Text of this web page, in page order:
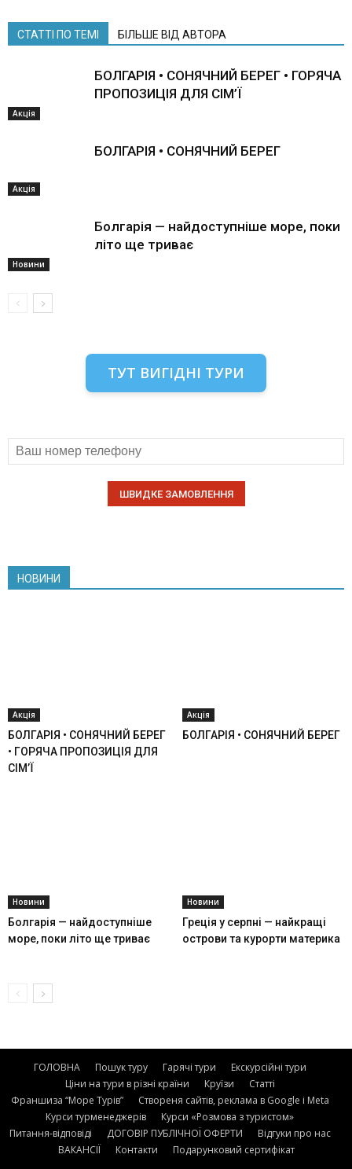
СТАТТІ ПО ТЕМІ БІЛЬШЕ ВІД АВТОРА
Акція
БОЛГАРІЯ • СОНЯЧНИЙ БЕРЕГ • ГОРЯЧА
ПРОПОЗИЦІЯ ДЛЯ СІМ’Ї
Акція
БОЛГАРІЯ • СОНЯЧНИЙ БЕРЕГ
Новини
Болгарія — найдоступніше море, поки
літо ще триває
ТУТ ВИГІДНІ ТУРИ
НОВИНИ
Акція
БОЛГАРІЯ • СОНЯЧНИЙ БЕРЕГ
• ГОРЯЧА ПРОПОЗИЦІЯ ДЛЯ
СІМ’Ї
Акція
БОЛГАРІЯ • СОНЯЧНИЙ БЕРЕГ
Новини
Болгарія — найдоступніше
море, поки літо ще триває
Новини
Греція у серпні — найкращі
острови та курорти материка
ГОЛОВНА Пошук туру Гарячі тури
Екскурсійні тури
Ціни на тури в різні країни
Круїзи
Статті
Франшиза “Море Турів”
Створеня сайтів, реклама в Google і Meta
Курси турменеджерів
Курси «Розмова з туристом»
Питання-відповіді
ДОГОВІР ПУБЛІЧНОЇ ОФЕРТИ
Відгуки про нас
ВАКАНСІЇ
Контакти Подарунковий сертифікат